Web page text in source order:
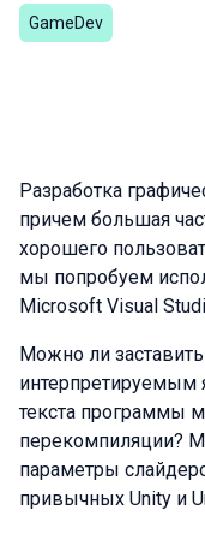
GameDev
Разработка
причем большая
хорошего
мы попробуем
Microsoft Visual
Можно ли
интерпретируемым
текста программы
перекомпиляции?
параметры
привычных Unity и